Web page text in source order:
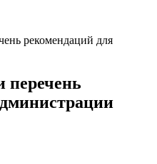
рекомендаций для
перечень